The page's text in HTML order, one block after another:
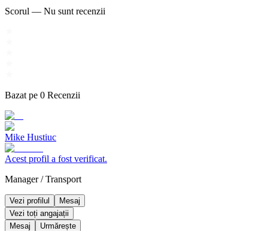
Scorul — Nu sunt recenzii
Bazat pe 0 Recenzii
Mike Hustiuc
Acest profil a fost verificat.
Manager/Transport
Vezi profilul
Mesaj
Vezi toți angajații
Mesaj
Urmărește